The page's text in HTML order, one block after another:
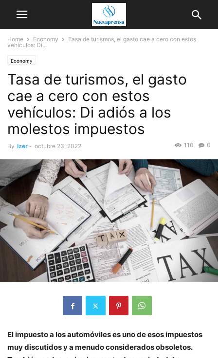
Home Economy
Tasa de turismos, el gasto cae a cero con estos
vehículos: Di...
Economy
Tasa de turismos, el gasto
cae a cero con estos
vehículos: Di adiós a los
molestos impuestos
By Izer - octubre 23, 2022 0
110
El impuesto a los automóviles es uno de esos impuestos
muy discutidos y a menudo considerados obsoletos.